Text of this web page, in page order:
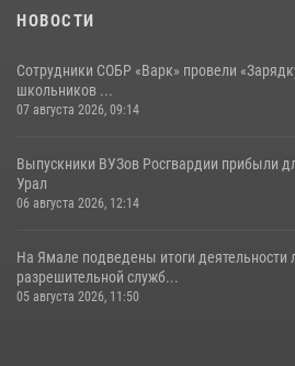
НОВОСТИ
Сотрудники СОБР «Варк» провели
школьников ...
07 августа 2026, 09:14
Выпускники ВУЗов Росгвардии прибыли
Урал
06 августа 2026, 12:14
На Ямале подведены итоги деятельности
разрешительной служб...
05 августа 2026, 11:50